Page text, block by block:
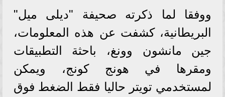
ووفقا لما ذكرته صحيفة "ديلى ميل"
البريطانية، كشفت عن هذه المعلومات،
جين مانشون وونغ، باحثة التطبيقات
ومقرها في هونج كونج، ويمكن
لمستخدمي تويتر حاليا فقط الضغط فوق